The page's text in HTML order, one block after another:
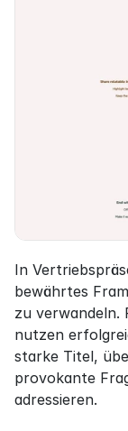
In
bewährtes
zu verwandeln.
nutzen
starke Titel,
provokante
adressieren.